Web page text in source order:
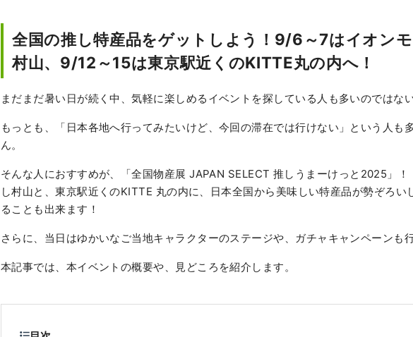
全国の推し特産品をゲットしよう！9/6～7はイオン
村山、9/12～15は東京駅近くのKITTE丸の内へ！
まだまだ暑い日が続く中、気軽に楽しめるイベントを探している人も多いのではな
もっとも、「日本各地へ行ってみたいけど、今回の滞在では行けない」という人も
ん。
そんな人におすすめが、「全国物産展 JAPAN SELECT 推しうまーけっと2025」！
し村山と、東京駅近くのKITTE 丸の内に、日本全国から美味しい特産品が勢ぞろい
ることも出来ます！
さらに、当日はゆかいなご当地キャラクターのステージや、ガチャキャンペーンも
本記事では、本イベントの概要や、見どころを紹介します。